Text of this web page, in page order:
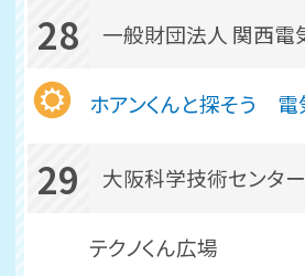
28 一般財団法人 関西電
ホアンくんと探そう 電
29 大阪科学技術センター
テクノくん広場